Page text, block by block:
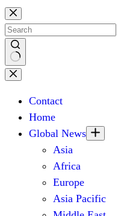
Skip
to
content
No
Contact
Home
Global News
Asia
Africa
Europe
Asia Pacific